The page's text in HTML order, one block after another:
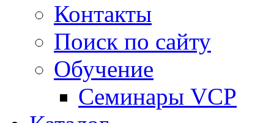
Контакты
Поиск по сайту
Обучение
Семинары VCP